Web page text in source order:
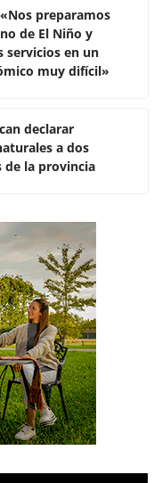
p
ar
tir
preparamos
de El Niño y
servicios en un
muy difícil»
declarar
a dos
de la provincia